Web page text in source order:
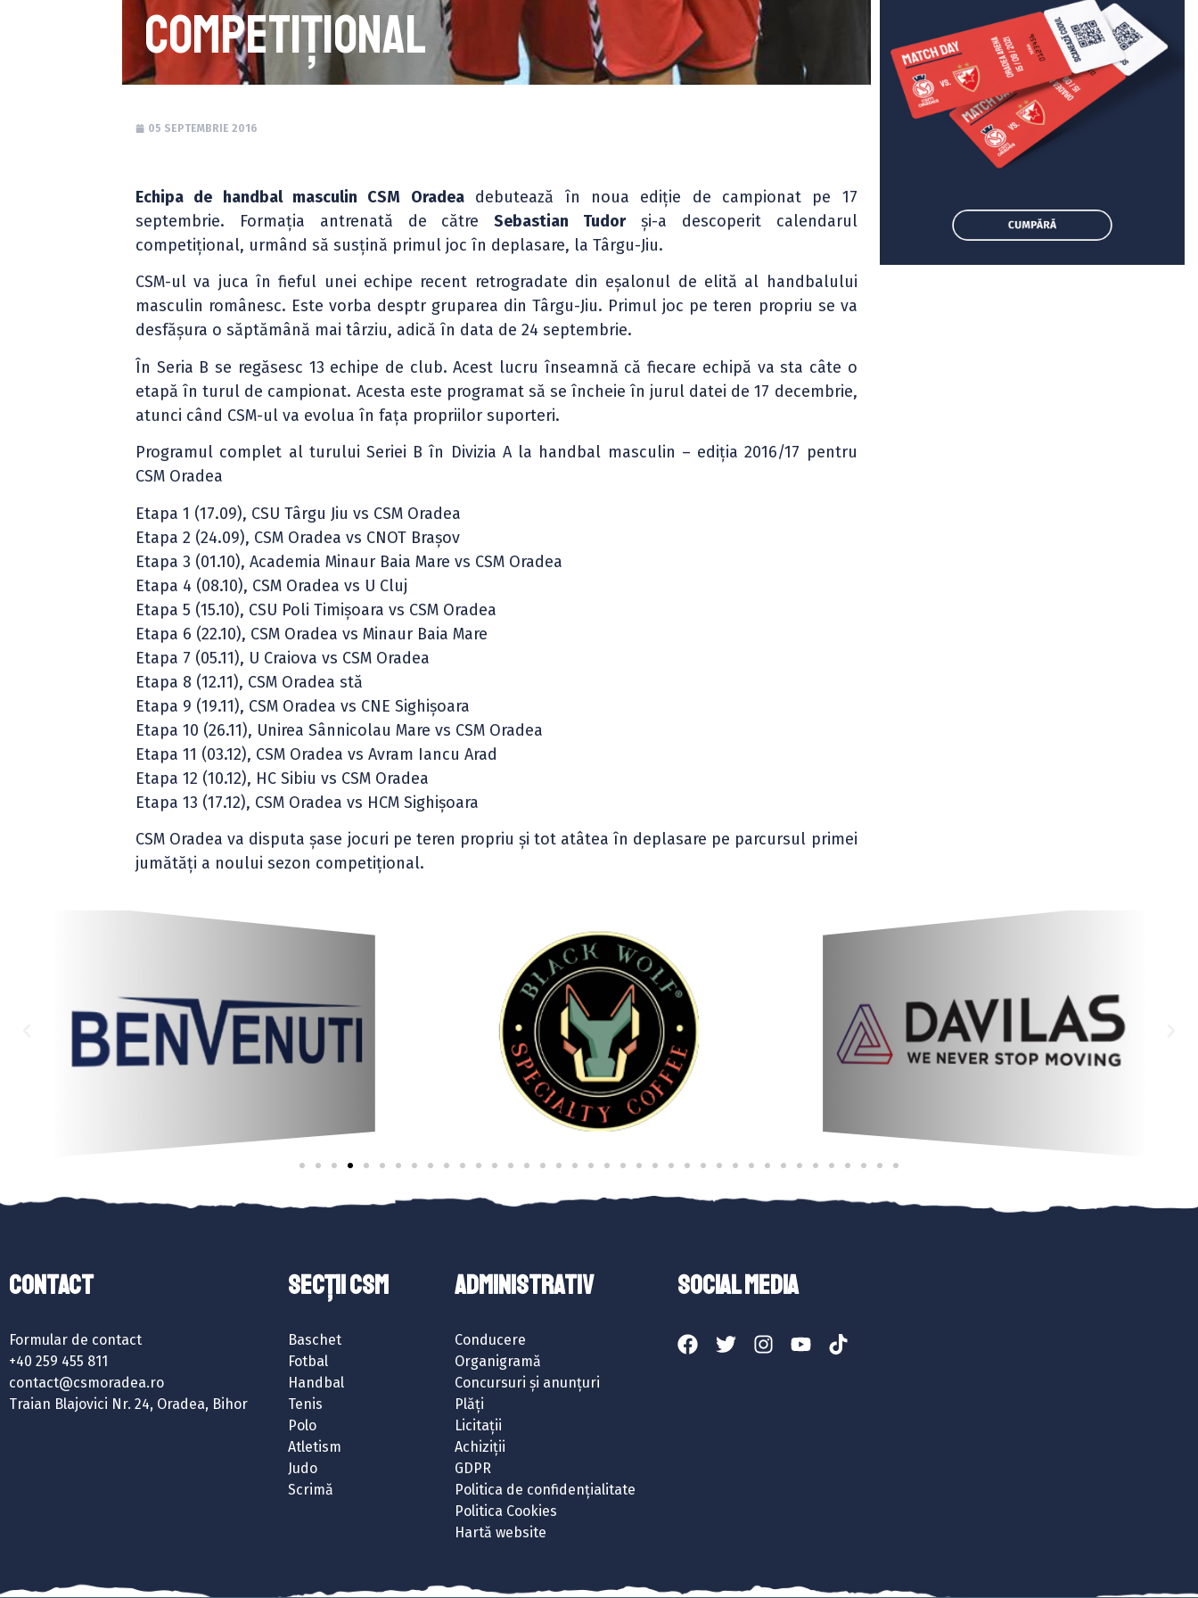
competițional
05 SEPTEMBRIE 2016
Echipa de handbal masculin CSM Oradeadebutează în noua ediție de campionat pe 17
septembrie. Formația antrenată de cătreSebastian Tudorși-a descoperit calendarul
competițional, urmând să susțină primul joc în deplasare, la Târgu-Jiu.
CSM-ul va juca în fieful unei echipe recent retrogradate din eșalonul de elită al handbalului
masculin românesc. Este vorba desptr gruparea din Târgu-Jiu. Primul joc pe teren propriu se va
desfășura o săptămână mai târziu, adică în data de 24 septembrie.
În Seria B se regăsesc 13 echipe de club. Acest lucru înseamnă că fiecare echipă va sta câte o
etapă în turul de campionat. Acesta este programat să se încheie în jurul datei de 17 decembrie,
atunci când CSM-ul va evolua în fața propriilor suporteri.
Programul complet al turului Seriei B în Divizia A la handbal masculin – ediția 2016/17 pentru
CSM Oradea
Etapa 1 (17.09), CSU Târgu Jiu vs CSM Oradea
Etapa 2 (24.09), CSM Oradea vs CNOT Braşov
Etapa 3 (01.10), Academia Minaur Baia Mare vs CSM Oradea
Etapa 4 (08.10), CSM Oradea vs U Cluj
Etapa 5 (15.10), CSU Poli Timişoara vs CSM Oradea
Etapa 6 (22.10), CSM Oradea vs Minaur Baia Mare
Etapa 7 (05.11), U Craiova vs CSM Oradea
Etapa 8 (12.11), CSM Oradea stă
Etapa 9 (19.11), CSM Oradea vs CNE Sighişoara
Etapa 10 (26.11), Unirea Sânnicolau Mare vs CSM Oradea
Etapa 11 (03.12), CSM Oradea vs Avram Iancu Arad
Etapa 12 (10.12), HC Sibiu vs CSM Oradea
Etapa 13 (17.12), CSM Oradea vs HCM Sighişoara
CSM Oradea va disputa șase jocuri pe teren propriu și tot atâtea în deplasare pe parcursul primei
jumătăți a noului sezon competițional.
Contact
Formular de contact
+40 259 455 811
contact@csmoradea.ro
Traian Blajovici Nr. 24, Oradea, Bihor
SECȚII CSM
Baschet
Fotbal
Handbal
Tenis
Polo
Atletism
Judo
Scrimă
ADMINISTRATIV
Conducere
Organigramă
Concursuri și anunțuri
Plăți
Licitații
Achiziții
GDPR
Politica de confidențialitate
Politica Cookies
Hartă website
SOCIAL MEDIA